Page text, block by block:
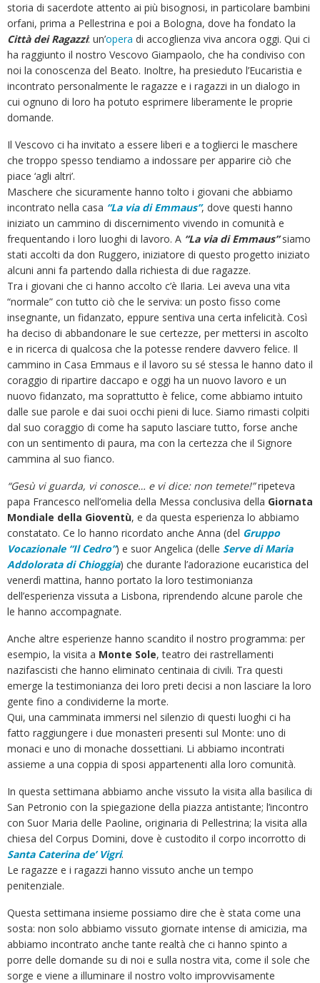
storia di sacerdote attento ai più bisognosi, in particolare bambini
orfani, prima a Pellestrina e poi a Bologna, dove ha fondato la
Città dei Ragazzi: un’opera di accoglienza viva ancora oggi. Qui ci
ha raggiunto il nostro Vescovo Giampaolo, che ha condiviso con
noi la conoscenza del Beato. Inoltre, ha presieduto l’Eucaristia e
incontrato personalmente le ragazze e i ragazzi in un dialogo in
cui ognuno di loro ha potuto esprimere liberamente le proprie
domande.
Il Vescovo ci ha invitato a essere liberi e a toglierci le maschere
che troppo spesso tendiamo a indossare per apparire ciò che
piace ‘agli altri’.
Maschere che sicuramente hanno tolto i giovani che abbiamo
incontrato nella casa “La via di Emmaus”, dove questi hanno
iniziato un cammino di discernimento vivendo in comunità e
frequentando i loro luoghi di lavoro. A “La via di Emmaus”siamo
stati accolti da don Ruggero, iniziatore di questo progetto iniziato
alcuni anni fa partendo dalla richiesta di due ragazze.
Tra i giovani che ci hanno accolto c’è Ilaria. Lei aveva una vita
“normale” con tutto ciò che le serviva: un posto fisso come
insegnante, un fidanzato, eppure sentiva una certa infelicità. Così
ha deciso di abbandonare le sue certezze, per mettersi in ascolto
e in ricerca di qualcosa che la potesse rendere davvero felice. Il
cammino in Casa Emmaus e il lavoro su sé stessa le hanno dato il
coraggio di ripartire daccapo e oggi ha un nuovo lavoro e un
nuovo fidanzato, ma soprattutto è felice, come abbiamo intuito
dalle sue parole e dai suoi occhi pieni di luce. Siamo rimasti colpiti
dal suo coraggio di come ha saputo lasciare tutto, forse anche
con un sentimento di paura, ma con la certezza che il Signore
cammina al suo fianco.
“Gesù vi guarda, vi conosce… e vi dice: non temete!”ripeteva
papa Francesco nell’omelia della Messa conclusiva della Giornata
Mondiale della Gioventù, e da questa esperienza lo abbiamo
constatato. Ce lo hanno ricordato anche Anna (del Gruppo
Vocazionale “Il Cedro”) e suor Angelica (delle Serve di Maria
Addolorata di Chioggia) che durante l’adorazione eucaristica del
venerdì mattina, hanno portato la loro testimonianza
dell’esperienza vissuta a Lisbona, riprendendo alcune parole che
le hanno accompagnate.
Anche altre esperienze hanno scandito il nostro programma: per
esempio, la visita a Monte Sole, teatro dei rastrellamenti
nazifascisti che hanno eliminato centinaia di civili. Tra questi
emerge la testimonianza dei loro preti decisi a non lasciare la loro
gente fino a condividerne la morte.
Qui, una camminata immersi nel silenzio di questi luoghi ci ha
fatto raggiungere i due monasteri presenti sul Monte: uno di
monaci e uno di monache dossettiani. Li abbiamo incontrati
assieme a una coppia di sposi appartenenti alla loro comunità.
In questa settimana abbiamo anche vissuto la visita alla basilica di
San Petronio con la spiegazione della piazza antistante; l’incontro
con Suor Maria delle Paoline, originaria di Pellestrina; la visita alla
chiesa del Corpus Domini, dove è custodito il corpo incorrotto di
Santa Caterina de’ Vigri.
Le ragazze e i ragazzi hanno vissuto anche un tempo
penitenziale.
Questa settimana insieme possiamo dire che è stata come una
sosta: non solo abbiamo vissuto giornate intense di amicizia, ma
abbiamo incontrato anche tante realtà che ci hanno spinto a
porre delle domande su di noi e sulla nostra vita, come il sole che
sorge e viene a illuminare il nostro volto improvvisamente